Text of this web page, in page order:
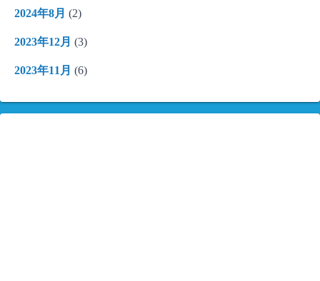
2024年8月 (2)
2023年12月 (3)
2023年11月 (6)